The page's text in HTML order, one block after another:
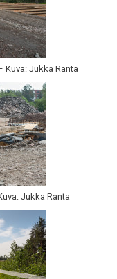
Kuva: Jukka Ranta
Jukka Ranta